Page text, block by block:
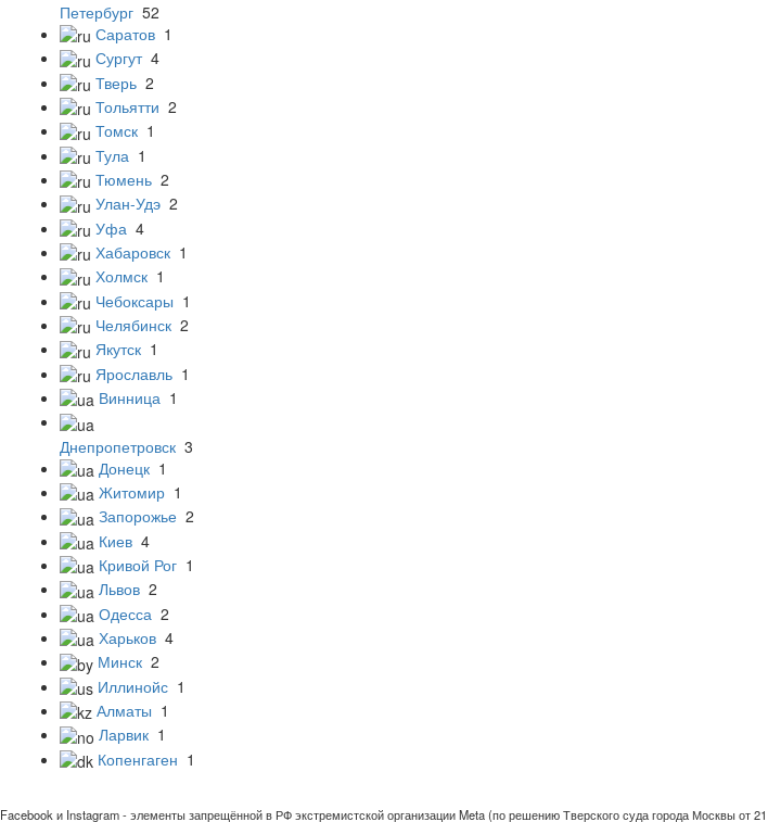
Петербург 52
Саратов 1
Сургут 4
Тверь 2
Тольятти 2
Томск 1
Тула 1
Тюмень 2
Улан-Удэ 2
Уфа 4
Хабаровск 1
Холмск 1
Чебоксары 1
Челябинск 2
Якутск 1
Ярославль 1
Винница 1
Днепропетровск 3
Донецк 1
Житомир 1
Запорожье 2
Киев 4
Кривой Рог 1
Львов 2
Одесса 2
Харьков 4
Минск 2
Иллинойс 1
Алматы 1
Ларвик 1
Копенгаген 1
Facebook и Instagram - элементы запрещённой в РФ экстремистской организации Meta (по решению Тверского суда города Москвы от